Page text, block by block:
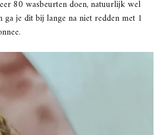
80 wasbeurten doen, natuurlijk wel
je dit bij lange na niet redden met 1